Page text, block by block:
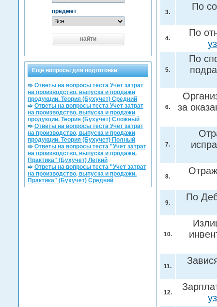
3.
По
4.
По
5.
По
6.
за
7.
8.
9.
По
10.
11.
12.
предмет
найти
Еще вопросы для подготовки
Ответы на вопросы теста Учет затрат
на производство, выпуска и продажи
продукции. Теория (Бухучет) Средний
Ответы на вопросы теста Учет затрат
на производство, выпуска и продажи
продукции. Теория (Бухучет) Сложный
Ответы на вопросы теста Учет затрат
на производство, выпуска и продажи
продукции. Теория (Бухучет) Полный
Ответы на вопросы теста "Учет затрат
на производство, выпуска и продажи.
Практика" (Бухучет) Легкий
Ответы на вопросы теста "Учет затрат
на производство, выпуска и продажи.
Практика" (Бухучет) Средний